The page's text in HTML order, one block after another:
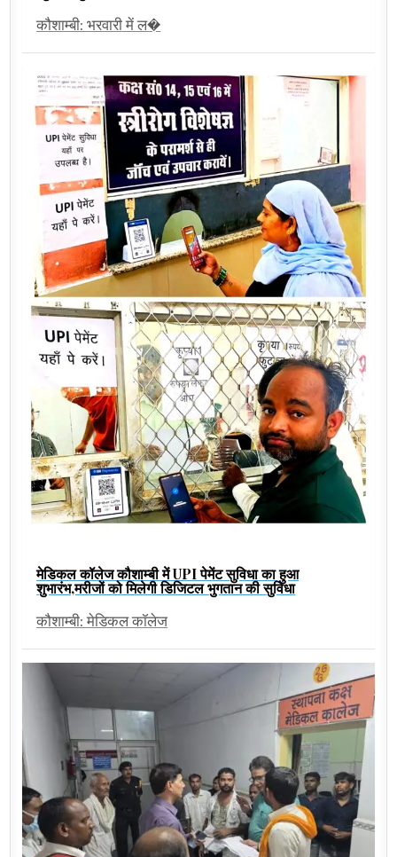
कौशाम्बी: भरवारी में ल�
मेडिकल कॉलेज कौशाम्बी में UPI पेमेंट सुविधा का हुआ
शुभारंभ,मरीजों को मिलेगी डिजिटल भुगतान की सुविधा
कौशाम्बी: मेडिकल कॉलेज